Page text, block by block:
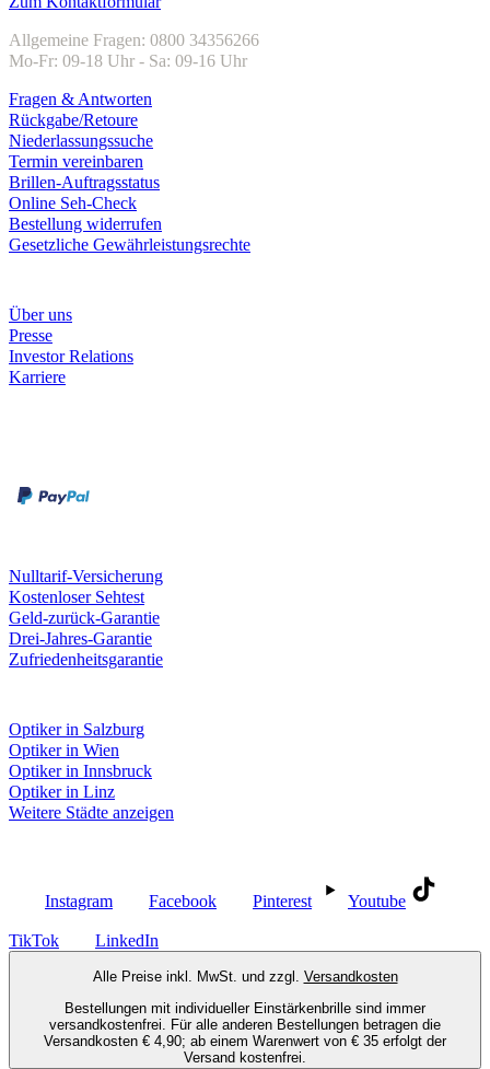
Allgemeine Fragen: 0800 34356266
Mo-Fr: 09-18 Uhr - Sa: 09-16 Uhr
Fragen & Antworten
Rückgabe/Retoure
Niederlassungssuche
Termin vereinbaren
Brillen-Auftragsstatus
Online Seh-Check
Bestellung widerrufen
Gesetzliche Gewährleistungsrechte
Über uns
Presse
Investor Relations
Karriere
Nulltarif-Versicherung
Kostenloser Sehtest
Geld-zurück-Garantie
Drei-Jahres-Garantie
Zufriedenheitsgarantie
Optiker in Salzburg
Optiker in Wien
Optiker in Innsbruck
Optiker in Linz
Weitere Städte anzeigen
Instagram Facebook Pinterest Youtube
TikTok LinkedIn
Alle Preise inkl. MwSt. und zzgl. Versandkosten
Bestellungen mit individueller Einstärkenbrille sind immer
versandkostenfrei. Für alle anderen Bestellungen betragen die
Versandkosten € 4,90; ab einem Warenwert von € 35 erfolgt der
Versand kostenfrei.